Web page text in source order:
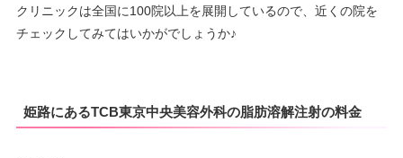
クリニックは全国に100院以上を展開しているので、近くの院を
チェックしてみてはいかがでしょうか♪
姫路にあるTCB東京中央美容外科の脂肪溶解注射の料金